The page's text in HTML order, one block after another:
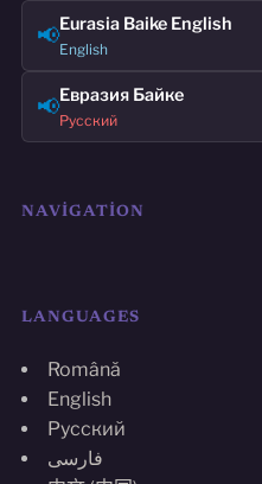
📢Eurasia Baike English
English
📢Евразия Байке
Русский
NAVIGATION
LANGUAGES
Română
English
Русский
فارسی